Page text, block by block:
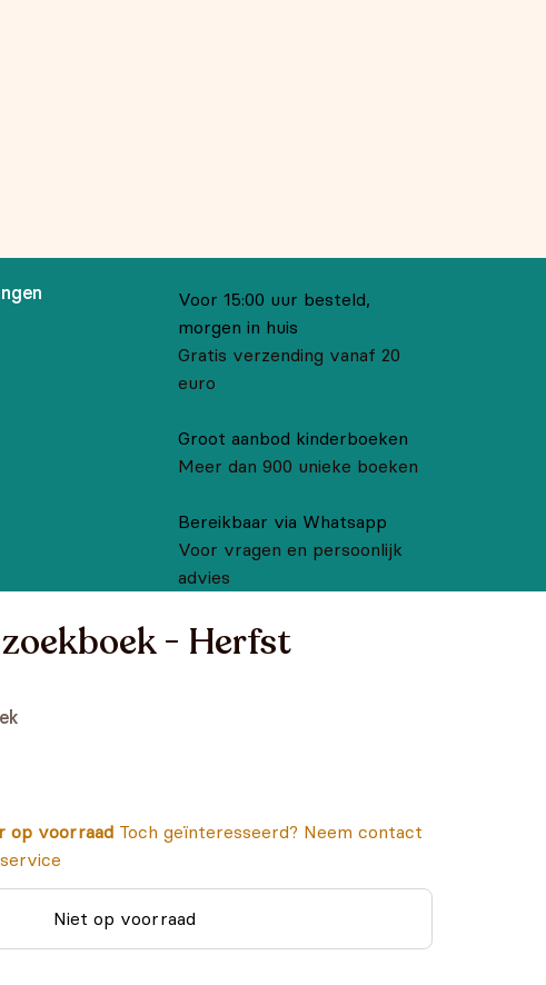
Voor 15:00 uur besteld,
morgen in huis
Gratis verzending vanaf 20
euro
Groot aanbod kinderboeken
Meer dan 900 unieke boeken
Bereikbaar via Whatsapp
Voor vragen en persoonlijk
advies
- Herfst
op voorraad Toch geïnteresseerd? Neem contact
Niet op voorraad